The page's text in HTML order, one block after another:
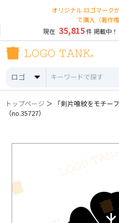
オリジナル ロゴマーク
で購入（著作
現在 35,815件 掲載中！
ロゴ
トップページ ＞ 「剣片喰紋をモチー
（no.35727）